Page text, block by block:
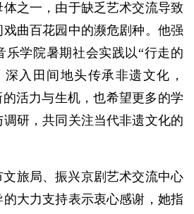
之一，由于缺乏艺术交流导致
曲百花园中的濒危剧种。他强
乐学院暑期社会实践以“行走的
入田间地头传承非遗文化，
活力与生机，也希望更多的学
研，共同关注当代非遗文化的
旅局、振兴京剧艺术交流中心
大力支持表示衷心感谢，她指